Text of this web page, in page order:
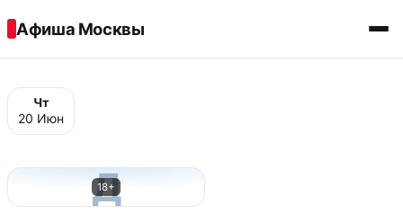
Афиша Москвы
Чт
20 Июн
Д
18+